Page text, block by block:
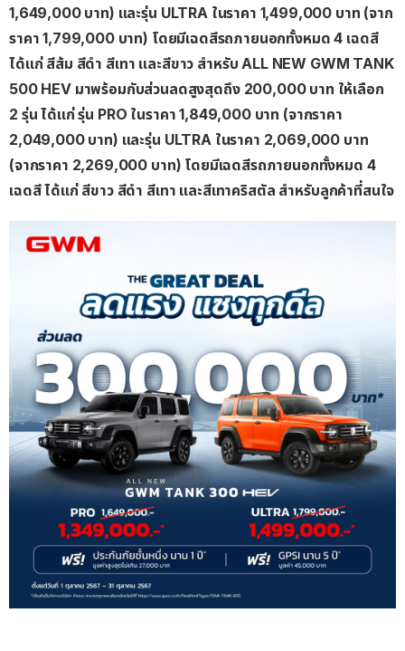
1,649,000 บาท) และรุ่น ULTRA ในราคา 1,499,000 บาท (จาก
ราคา 1,799,000 บาท) โดยมีเฉดสีรถภายนอกทั้งหมด 4 เฉดสี
ได้แก่ สีส้ม สีดำ สีเทา และสีขาว สำหรับ ALL NEW GWM TANK
500 HEV มาพร้อมกับส่วนลดสูงสุดถึง200,000 บาท ให้เลือก
2 รุ่น ได้แก่รุ่น PRO ในราคา 1,849,000 บาท (จากราคา
2,049,000 บาท) และรุ่น ULTRA ในราคา 2,069,000 บาท
(จากราคา 2,269,000 บาท) โดยมีเฉดสีรถภายนอกทั้งหมด 4
เฉดสีได้แก่ สีขาว สีดำ สีเทา และสีเทาคริสตัล สำหรับลูกค้าที่สนใจ